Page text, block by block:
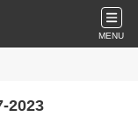
MENU
D 26-07-2023